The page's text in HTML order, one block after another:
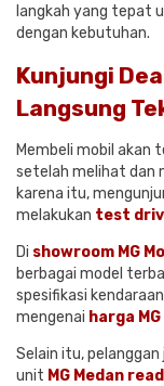
langkah yang tepat
dengan kebutuhan.
Kunjungi
Langsung
Membeli mobil akan
setelah melihat dan
karena itu,
melakukan test
Di showroom MG
berbagai model
spesifikasi
mengenai harga
Selain itu,
unit MG Medan